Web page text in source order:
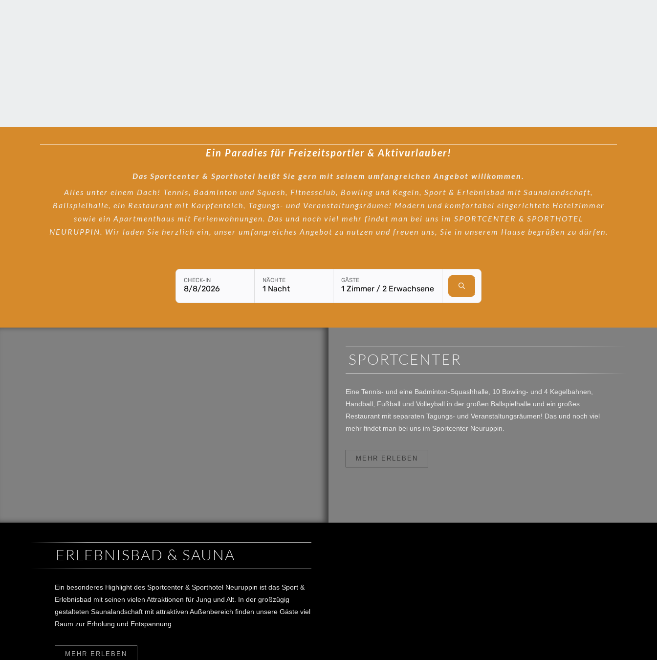
Ein Paradies für Freizeitsportler & Aktivurlauber!
Das Sportcenter & Sporthotel heißt Sie gern mit seinem umfangreichen Angebot willkommen.
Alles unter einem Dach! Tennis, Badminton und Squash, Fitnessclub, Bowling und Kegeln, Sport & Erlebnisbad mit Saunalandschaft,
Ballspielhalle, ein Restaurant mit Karpfenteich, Tagungs- und Veranstaltungsräume! Modern und komfortabel eingerichtete Hotelzimmer
sowie ein Apartmenthaus mit Ferienwohnungen. Das und noch viel mehr findet man bei uns im SPORTCENTER & SPORTHOTEL
NEURUPPIN. Wir laden Sie herzlich ein, unser umfangreiches Angebot zu nutzen und freuen uns, Sie in unserem Hause begrüßen zu dürfen.
CHECK-IN
8/8/2026
NÄCHTE
1 Nacht
GÄSTE
1 Zimmer / 2 Erwachsene
Buchungsmodul mit ausgewählten Parametern öffnen
SPORTCENTER
Eine Tennis- und eine Badminton-Squashhalle, 10 Bowling- und 4 Kegelbahnen,
Handball, Fußball und Volleyball in der großen Ballspielhalle und ein großes
Restaurant mit separaten Tagungs- und Veranstaltungsräumen! Das und noch viel
mehr findet man bei uns im Sportcenter Neuruppin.
MEHR ERLEBEN
ERLEBNISBAD & SAUNA
Ein besonderes Highlight des Sportcenter & Sporthotel Neuruppin ist das Sport &
Erlebnisbad mit seinen vielen Attraktionen für Jung und Alt. In der großzügig
gestalteten Saunalandschaft mit attraktiven Außenbereich finden unsere Gäste viel
Raum zur Erholung und Entspannung.
MEHR ERLEBEN